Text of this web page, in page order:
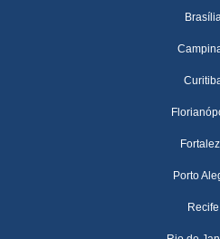
Brasília
Porto
Recife